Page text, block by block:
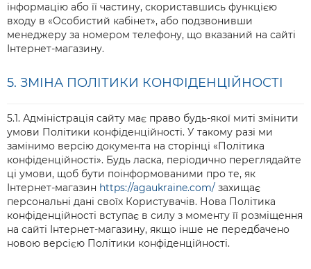
інформацію або її частину, скориставшись функцією
входу в «Особистий кабінет», або подзвонивши
менеджеру за номером телефону, що вказаний на сайті
Інтернет-магазину.
5. ЗМІНА ПОЛІТИКИ КОНФІДЕНЦІЙНОСТІ
5.1. Адміністрація сайту має право будь-якої миті змінити
умови Політики конфіденційності. У такому разі ми
замінимо версію документа на сторінці «Політика
конфіденційності». Будь ласка, періодично переглядайте
ці умови, щоб бути поінформованими про те, як
Інтернет-магазин https://agaukraine.com/ захищає
персональні дані своїх Користувачів. Нова Політика
конфіденційності вступає в силу з моменту її розміщення
на сайті Інтернет-магазину, якщо інше не передбачено
новою версією Політики конфіденційності.